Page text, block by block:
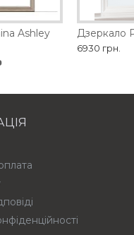
Ashley Дзеркало
6930 грн.